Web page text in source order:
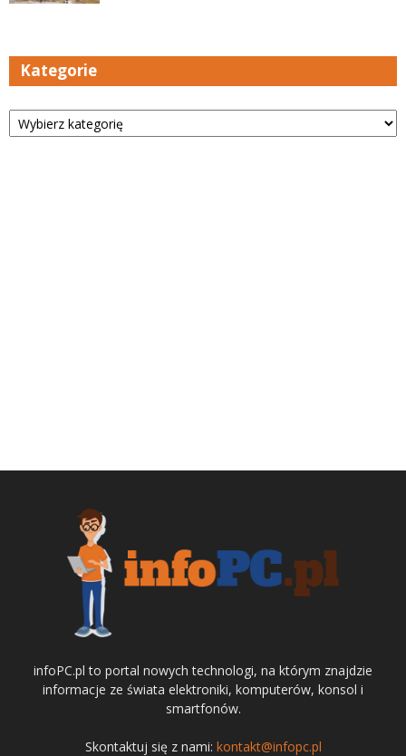
Kategorie
Kategorie
infoPC.pl to portal nowych technologi, na którym znajdzie
informacje ze świata elektroniki, komputerów, konsol i
smartfonów.
Skontaktuj się z nami: kontakt@infopc.pl